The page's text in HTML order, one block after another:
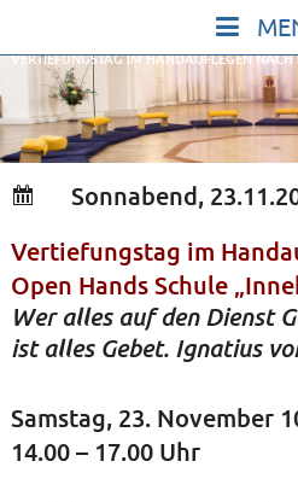
content
START
IN STILLE SEIN
SINGEN UND SCHWEIGEN
BEWEGEN UND TANZEN
GOTT UND DAS LEBEN
HEILKRAFT DES KÖRPERS
STILLE UND SPIEL FÜR
VORTRÄGE
VERTIEFUNGSTAG IM HANDAUFLEGEN
Sonnabend,
Vertiefungstag im
Open Hands Schule
Wer alles auf den Dienst
ist alles Gebet. Ignatius
Samstag, 23. November
14.00 – 17.00 Uhr